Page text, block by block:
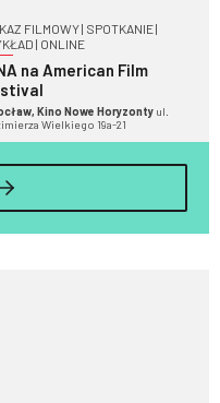
FILMOWY | SPOTKANIE |
| ONLINE
na American Film
Kino Nowe Horyzonty ul.
Wielkiego 19a-21